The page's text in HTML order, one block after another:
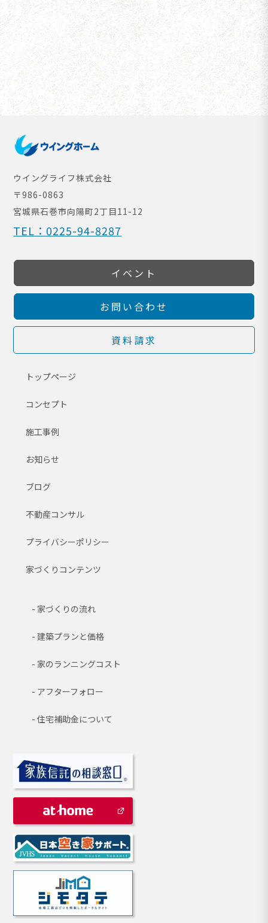
ウイングライフ株式会社
〒986-0863
宮城県石巻市向陽町2丁目11-12
TEL：0225-94-8287
イベント
お問い合わせ
資料請求
トップページ
コンセプト
施工事例
お知らせ
ブログ
不動産コンサル
プライバシーポリシー
家づくりコンテンツ
家づくりの流れ
建築プランと価格
家のランニングコスト
アフターフォロー
住宅補助金について